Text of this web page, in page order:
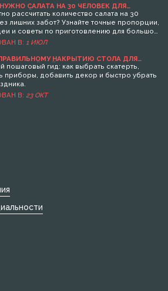
САЛАТА НА 30 ЧЕЛОВЕК ДЛЯ
РАСЧЁТЫ И ПОЛЕЗНЫЕ СОВЕТЫ
рассчитать количество салата на 30
лишних забот? Узнайте точные пропорции,
и советы по приготовлению для большой
В: 1 ИЮЛ
НАКРЫТИЮ СТОЛА ДЛЯ
ГАЙД
пошаговый гид: как выбрать скатерть,
приборы, добавить декор и быстро убрать
В: 23 ОКТ